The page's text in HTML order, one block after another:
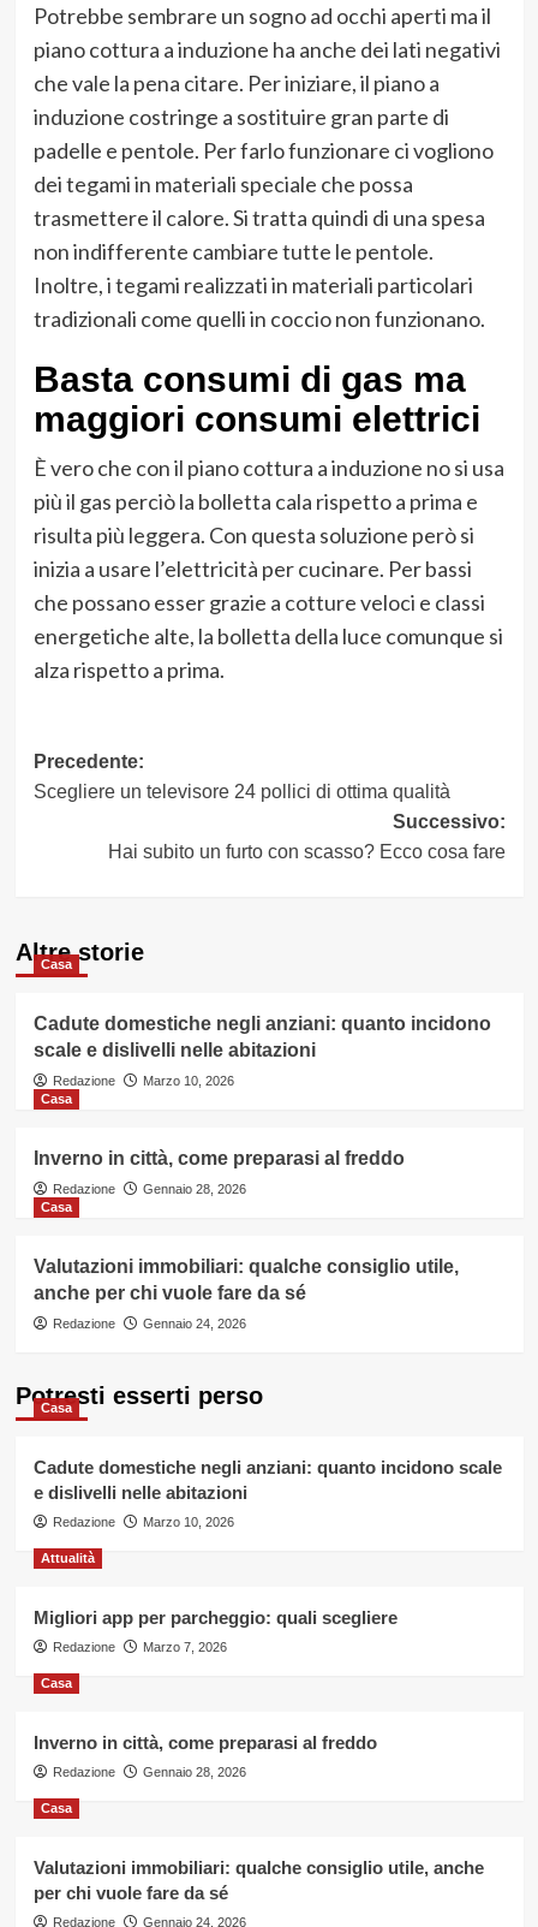
Potrebbe sembrare un sogno ad occhi aperti ma il
piano cottura a induzione ha anche dei lati negativi
che vale la pena citare. Per iniziare, il piano a
induzione costringe a sostituire gran parte di
padelle e pentole. Per farlo funzionare ci vogliono
dei tegami in materiali speciale che possa
trasmettere il calore. Si tratta quindi di una spesa
non indifferente cambiare tutte le pentole.
Inoltre, i tegami realizzati in materiali particolari
tradizionali come quelli in coccio non funzionano.
Basta consumi di gas ma
maggiori consumi elettrici
È vero che con il piano cottura a induzione no si usa
più il gas perciò la bolletta cala rispetto a prima e
risulta più leggera. Con questa soluzione però si
inizia a usare l’elettricità per cucinare. Per bassi
che possano esser grazie a cotture veloci e classi
energetiche alte, la bolletta della luce comunque si
alza rispetto a prima.
Navigazione
articolo
Precedente:
Scegliere un televisore 24 pollici di ottima qualità
Successivo:
Hai subito un furto con scasso? Ecco cosa fare
Altre storie
Casa
Cadute domestiche negli anziani: quanto incidono
scale e dislivelli nelle abitazioni
Redazione
Marzo 10, 2026
Casa
Inverno in città, come preparasi al freddo
Redazione
Gennaio 28, 2026
Casa
Valutazioni immobiliari: qualche consiglio utile,
anche per chi vuole fare da sé
Redazione Gennaio 24, 2026
Potresti esserti perso
Casa
Cadute domestiche negli anziani: quanto incidono scale
e dislivelli nelle abitazioni
Redazione Marzo 10, 2026
Attualità
Migliori app per parcheggio: quali scegliere
Redazione Marzo 7, 2026
Casa
Inverno in città, come preparasi al freddo
Redazione Gennaio 28, 2026
Casa
Valutazioni immobiliari: qualche consiglio utile, anche
per chi vuole fare da sé
Redazione Gennaio 24, 2026